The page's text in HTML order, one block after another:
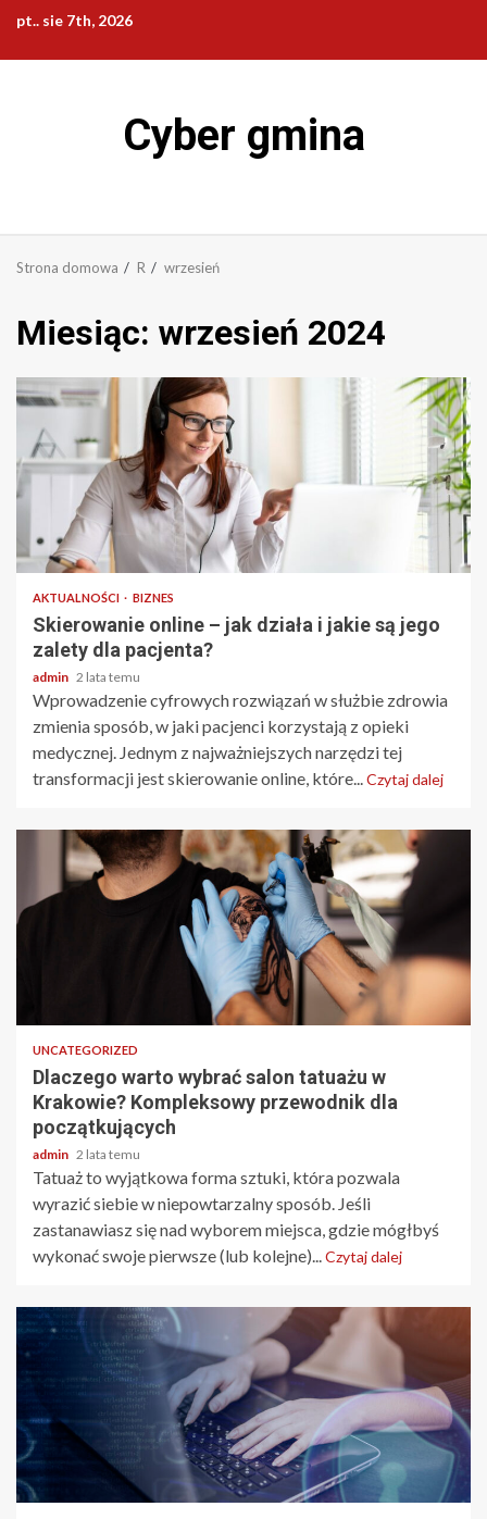
Przejdź
treści
pt.. sie 7th, 2026
Cyber gmina
Strona domowa R wrzesień
Miesiąc: wrzesień 2024
3 min odczytu
AKTUALNOŚCI BIZNES
Skierowanie online – jak działa i jakie są jego
zalety dla pacjenta?
admin 2 lata temu
Wprowadzenie cyfrowych rozwiązań w służbie zdrowia
zmienia sposób, w jaki pacjenci korzystają z opieki
medycznej. Jednym z najważniejszych narzędzi tej
transformacji jest skierowanie online, które...Czytaj dalej
UNCATEGORIZED
Dlaczego warto wybrać salon tatuażu w
Krakowie? Kompleksowy przewodnik dla
początkujących
admin 2 lata temu
Tatuaż to wyjątkowa forma sztuki, która pozwala
wyrazić siebie w niepowtarzalny sposób. Jeśli
zastanawiasz się nad wyborem miejsca, gdzie mógłbyś
wykonać swoje pierwsze (lub kolejne)...Czytaj dalej
3 min odczytu